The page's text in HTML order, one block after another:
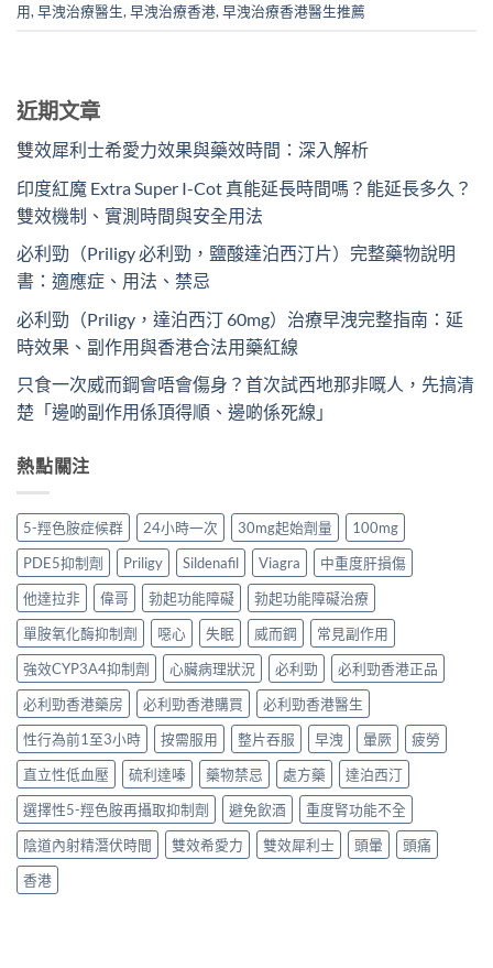
用, 早洩治療醫生, 早洩治療香港, 早洩治療香港醫生推薦
近期文章
雙效犀利士希愛力效果與藥效時間：深入解析
印度紅魔 Extra Super I-Cot 真能延長時間嗎？能延長多久？
雙效機制、實測時間與安全用法
必利勁（Priligy 必利勁，鹽酸達泊西汀片）完整藥物說明
書：適應症、用法、禁忌
必利勁（Priligy，達泊西汀 60mg）治療早洩完整指南：延
時效果、副作用與香港合法用藥紅線
只食一次威而鋼會唔會傷身？首次試西地那非嘅人，先搞清
楚「邊啲副作用係頂得順、邊啲係死線」
熱點關注
5-羥色胺症候群 24小時一次 30mg起始劑量
100mg
PDE5抑制劑
Priligy Sildenafil Viagra
中重度肝損傷
他達拉非
偉哥 勃起功能障礙
勃起功能障礙治療
單胺氧化酶抑制劑
噁心 失眠 威而鋼
常見副作用
強效CYP3A4抑制劑
心臟病理狀況 必利勁
必利勁香港正品
必利勁香港藥房
必利勁香港購買
必利勁香港醫生
性行為前1至3小時
按需服用 整片吞服 早洩 暈厥
疲勞
直立性低血壓
硫利達嗪 藥物禁忌 處方藥
達泊西汀
選擇性5-羥色胺再攝取抑制劑
避免飲酒
重度腎功能不全
陰道內射精潛伏時間
雙效希愛力 雙效犀利士 頭暈
頭痛
香港